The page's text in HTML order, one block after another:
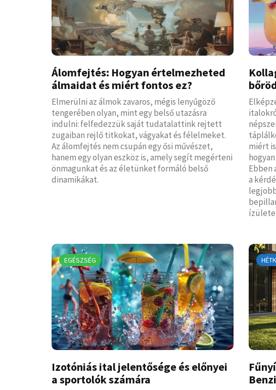
Álomfejtés: Hogyan értelmezheted
álmaidat és miért fontos ez?
Elmerülni az álmok zavaros, mégis lenyűgöző
tengerében olyan, mint egy belső utazásra
indulni: felfedezzük saját tudatalattink rejtett
zugaiban rejlő titkokat, vágyakat és félelmeket.
Az álomfejtés nem csupán egy ősi művészet,
hanem egy olyan eszköz is, amely segít megérteni
önmagunkat és az életünket formáló belső
dinamikákat.
miért
Ebben
a
EGÉSZSÉG
Izotóniás ital jelentősége és előnyei
a sportolók számára